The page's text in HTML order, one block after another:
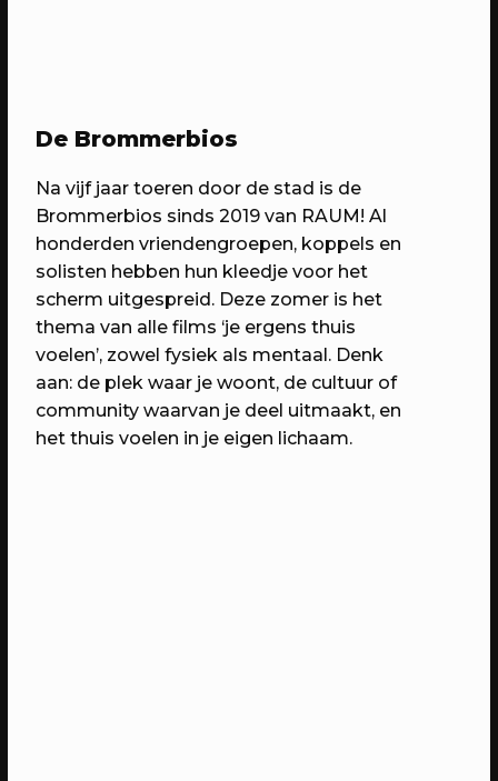
Met o.a. lancering Pop Up Plein-o-
maken, Aanschuifdiner XL & twee
bijzondere exposities over het
thuisgevoel
De Brommerbios
Na vijf jaar toeren door de stad is de
Brommerbios sinds 2019 van RAUM! Al
honderden vriendengroepen, koppels en
solisten hebben hun kleedje voor het
scherm uitgespreid. Deze zomer is het
thema van alle films ‘je ergens thuis
voelen’, zowel fysiek als mentaal. Denk
aan: de plek waar je woont, de cultuur of
community waarvan je deel uitmaakt, en
het thuis voelen in je eigen lichaam.